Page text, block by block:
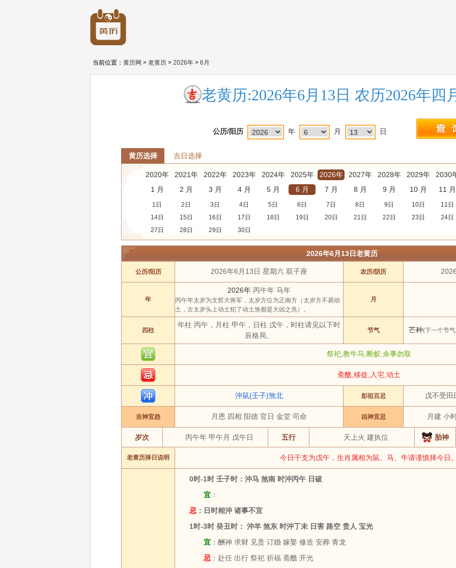
当前位置： 黄历网 > 老黄历 > 2026年 > 6月
老黄历:2026年6月13日 农历2026年四
公历/阳历 年 月 日
黄历选择 吉日选择
2020年 2021年 2022年 2023年 2024年 2025年 2026年 2027年 2028年 2029年
2030
1 月
2 月 3 月 4 月 5 月 6 月 7 月 8 月 9 月 10 月 11 月
1日 2日 3日 4日 5日 6日 7日 8日 9日 10日
11日
14日
15日 16日 17日 18日 19日 20日 21日 22日 23日
24日
27日
28日 29日 30日
2025年 2026年 2027年 2028年
虎 兔
2026年6月13日老黄历
公历/阳历 2026年6月13日 星期六 双子座 农历/阴历
年
2026年 丙午年 马年
丙午年太岁为文哲大将军，太岁方位为正南方（太岁方不易动
土，古太岁头上动土犯了动土煞都是大凶之兆）。
月
四柱
年柱 丙午，月柱 甲午，日柱 戊午，时柱请见以下时
辰格局。
节气 芒种(下一个节
祭祀,教牛马,断蚁,余事勿取
斋醮,移徙,入宅,动土
沖鼠(壬子)煞北 彭祖百忌 戊不受
吉神宜趋 月恩 四相 阳德 官日 金堂 司命 凶神宜忌 月建 小
岁次 丙午年 甲午月 戊午日 五行 天上火 建执位 胎神
老黄历择日说明 今日干支为戊午，生肖属相为鼠、马、牛请谨慎择今日
0时-1时 壬子时：沖马 煞南 时沖丙午 日破
宜 ：
忌 ：日时相沖 诸事不宜
1时-3时 癸丑时： 沖羊 煞东 时沖丁未 日害 路空 贵人 宝光
宜 ：酬神 求财 见贵 订婚 嫁娶 修造 安葬 青龙
忌 ：赴任 出行 祭祀 祈福 斋醮 开光